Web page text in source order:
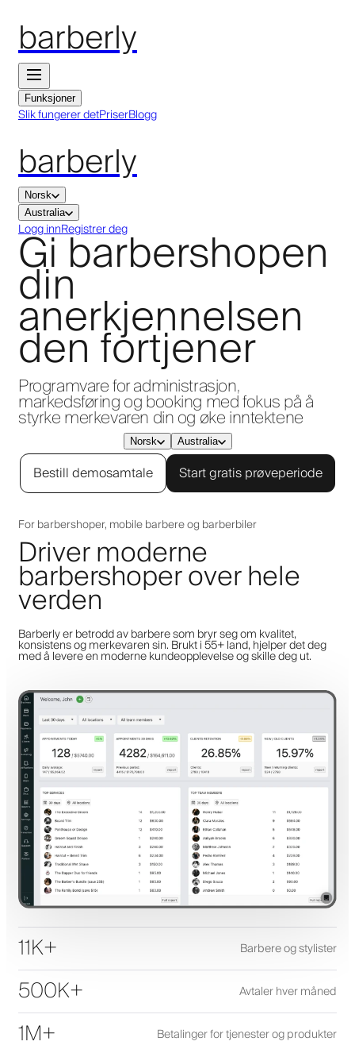
barberly
Funksjoner
Slik fungerer detPriserBlogg
barberly
Norsk
Australia
Logg innRegistrer deg
Gi barbershopen
din
anerkjennelsen
den fortjener
Programvare for administrasjon,
markedsføring og booking med fokus på å
styrke merkevaren din og øke inntektene
Norsk Australia
Bestill demosamtale Start gratis prøveperiode
For barbershoper, mobile barbere og barberbiler
Driver moderne
barbershoper over hele
verden
Barberly er betrodd av barbere som bryr seg om kvalitet,
konsistens og merkevaren sin. Brukt i 55+ land, hjelper det deg
med å levere en moderne kundeopplevelse og skille deg ut.
11K+ Barbere og stylister
500K+ Avtaler hver måned
1M+ Betalinger for tjenester og produkter